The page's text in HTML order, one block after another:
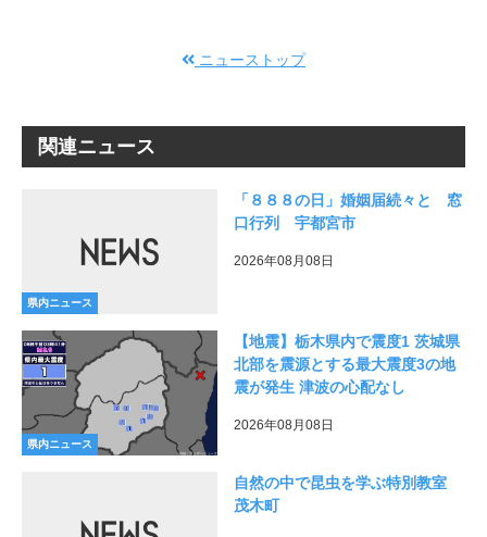
ニューストップ
関連ニュース
県内ニュース
「８８８の日」婚姻届続々と 窓
口行列 宇都宮市
2026年08月08日
県内ニュース
【地震】栃木県内で震度1 茨城県
北部を震源とする最大震度3の地
震が発生 津波の心配なし
2026年08月08日
自然の中で昆虫を学ぶ特別教室
茂木町